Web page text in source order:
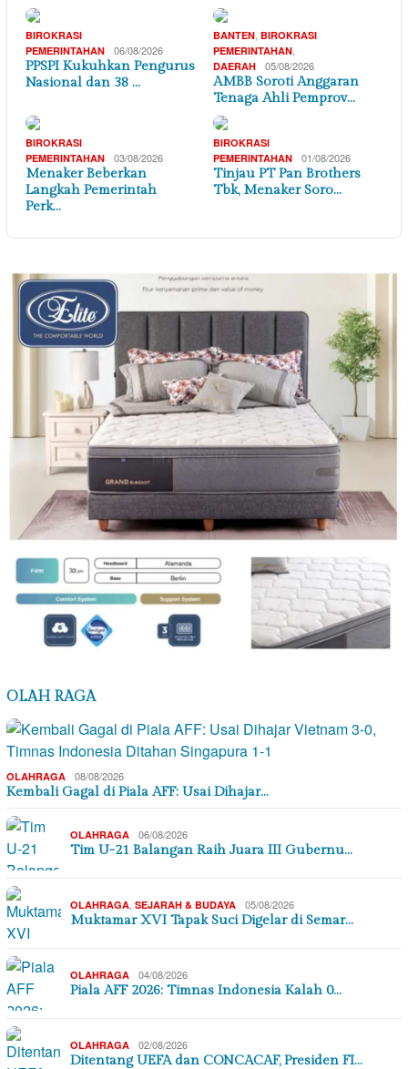
BIROKRASI
PEMERINTAHAN
06/08/2026
PPSPI Kukuhkan Pengurus
Nasional dan 38 …
BANTEN BIROKRASI
PEMERINTAHAN
DAERAH 05/08/2026
AMBB Soroti Anggaran
Tenaga Ahli Pemprov…
BIROKRASI
PEMERINTAHAN
03/08/2026
Menaker Beberkan
Langkah Pemerintah
Perk…
BIROKRASI
PEMERINTAHAN
01/08/2026
Tinjau PT Pan Brothers
Tbk, Menaker Soro…
OLAH RAGA
OLAHRAGA 08/08/2026
Kembali Gagal di Piala AFF: Usai Dihajar…
OLAHRAGA 06/08/2026
Tim U-21 Balangan Raih Juara III Gubernu…
OLAHRAGA SEJARAH & BUDAYA 05/08/2026
Muktamar XVI Tapak Suci Digelar di Semar…
OLAHRAGA 04/08/2026
Piala AFF 2026: Timnas Indonesia Kalah 0…
OLAHRAGA 02/08/2026
Ditentang UEFA dan CONCACAF, Presiden FI…